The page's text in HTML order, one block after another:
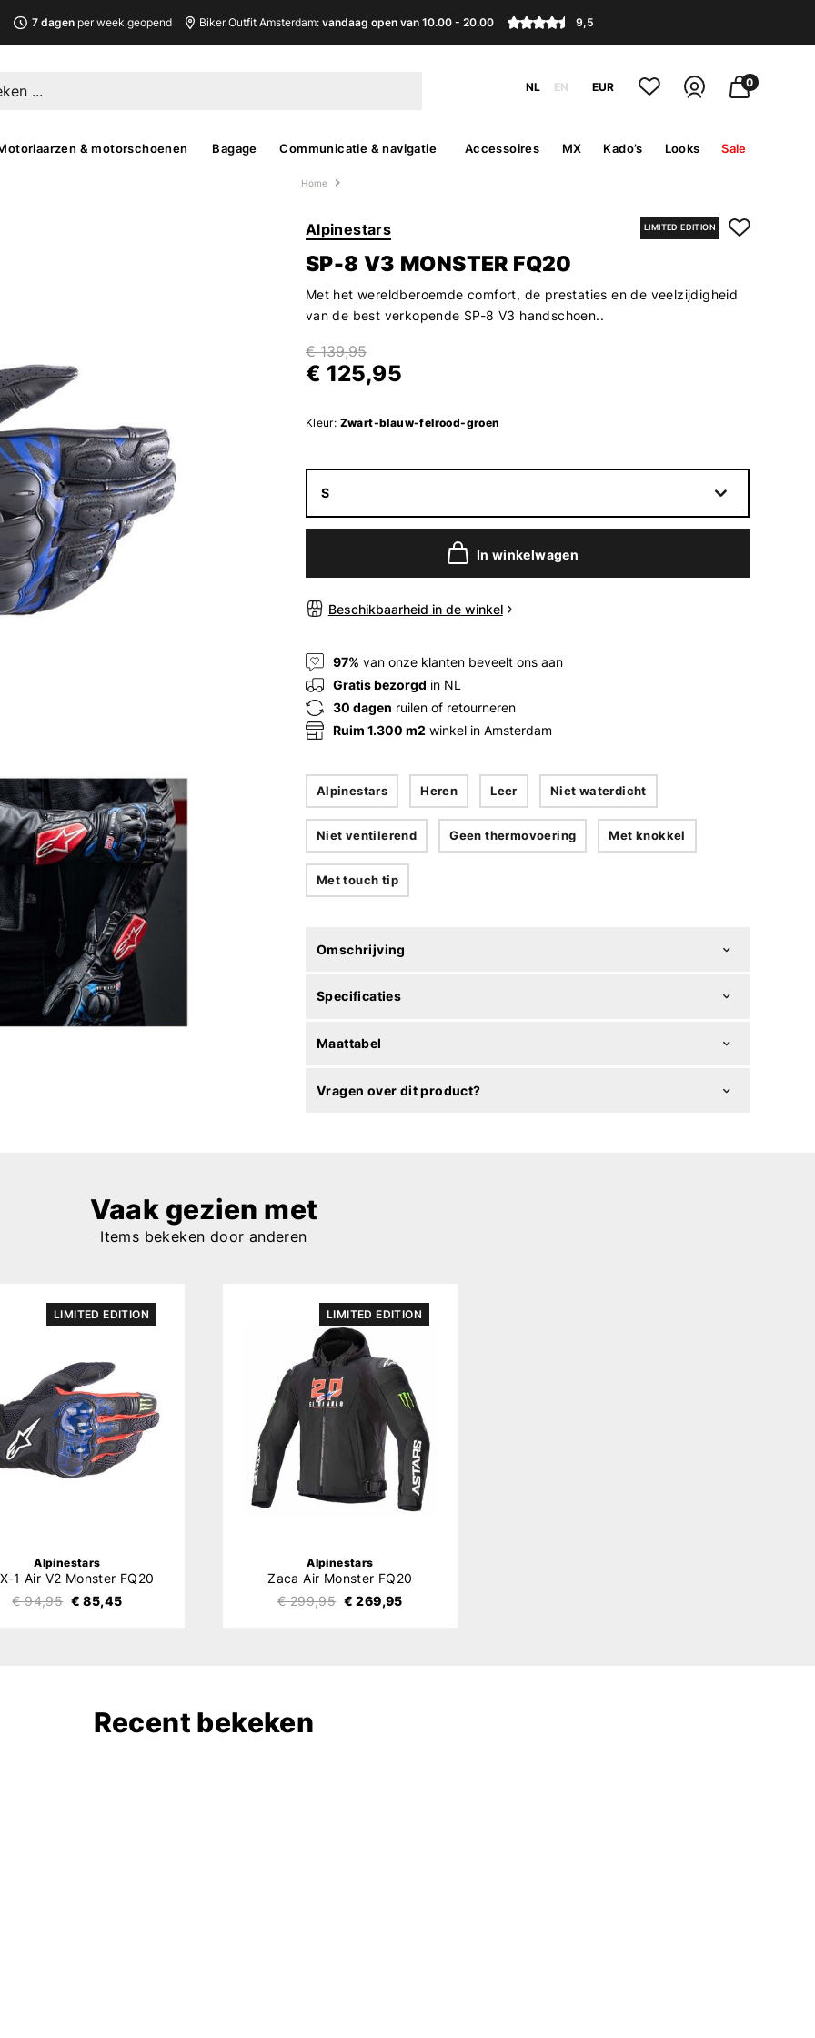
7 dagenper week geopend Biker Outfit Amsterdam: vandaag open van 10.00 - 20.00 9,5
NL EN EUR 0
& motorschoenen Bagage Communicatie & navigatie Accessoires MX Kado’s Looks Sale
Home
LIMITED EDITION
Alpinestars
SP-8 V3 MONSTER FQ20
Met het wereldberoemde comfort, de prestaties en de veelzijdigheid
van de best verkopende SP-8 V3 handschoen..
€ 139,95
€ 125,95
Kleur: Zwart-blauw-felrood-groen
S
In winkelwagen
Beschikbaarheid in de winkel
97% van onze klanten beveelt ons aan
Gratis bezorgd in NL
30 dagen ruilen of retourneren
Ruim 1.300 m2 winkel in Amsterdam
Alpinestars Heren Leer Niet waterdicht
Niet ventilerend Geen thermovoering Met knokkel
Met touch tip
Omschrijving
Specificaties
Maattabel
Vragen over dit product?
Vaak gezien met
Items bekeken door anderen
LIMITED EDITION
Alpinestars
1 Air V2 Monster FQ20
€ 94,95 € 85,45
LIMITED EDITION
Alpinestars
Zaca Air Monster FQ20
€ 299,95 € 269,95
Recent bekeken